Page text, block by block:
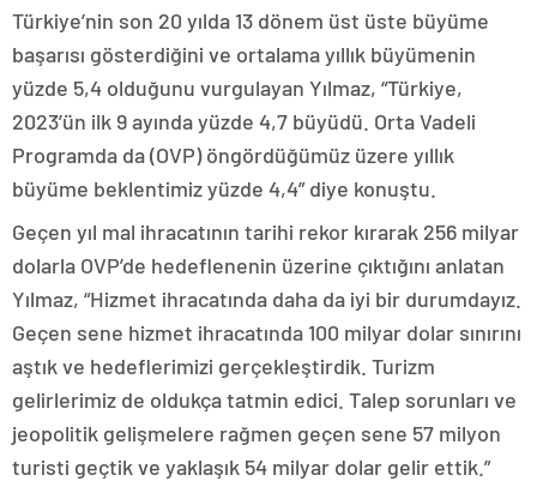
Türkiye’nin son 20 yılda 13 dönem üst üste büyüme
başarısı gösterdiğini ve ortalama yıllık büyümenin
yüzde 5,4 olduğunu vurgulayan Yılmaz, “Türkiye,
2023’ün ilk 9 ayında yüzde 4,7 büyüdü. Orta Vadeli
Programda da (OVP) öngördüğümüz üzere yıllık
büyüme beklentimiz yüzde 4,4” diye konuştu.
Geçen yıl mal ihracatının tarihi rekor kırarak 256 milyar
dolarla OVP’de hedeflenenin üzerine çıktığını anlatan
Yılmaz, “Hizmet ihracatında daha da iyi bir durumdayız.
Geçen sene hizmet ihracatında 100 milyar dolar sınırını
aştık ve hedeflerimizi gerçekleştirdik. Turizm
gelirlerimiz de oldukça tatmin edici. Talep sorunları ve
jeopolitik gelişmelere rağmen geçen sene 57 milyon
turisti geçtik ve yaklaşık 54 milyar dolar gelir ettik.”